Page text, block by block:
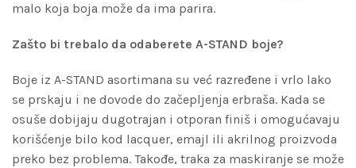
malo koja boja može da ima parira.
Zašto bi trebalo da odaberete A-STAND boje?
Boje iz A-STAND asortimana su već razređene i vrlo lako
se prskaju i ne dovode do začepljenja erbraša. Kada se
osuše dobijaju dugotrajan i otporan finiš i omogućavaju
korišćenje bilo kod lacquer, emajl ili akrilnog proizvoda
preko bez problema. Takođe, traka za maskiranje se može